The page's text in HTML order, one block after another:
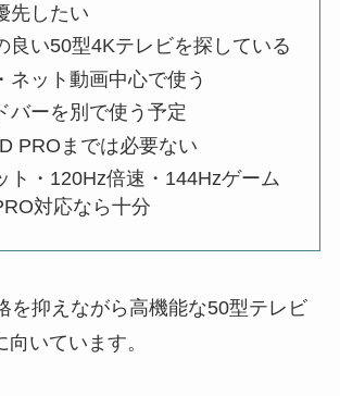
先したい
良い50型4Kテレビを探している
ネット動画中心で使う
バーを別で使う予定
PROまでは必要ない
ト・120Hz倍速・144Hzゲーム
対応なら十分
を抑えながら高機能な50型テレビ
いています。